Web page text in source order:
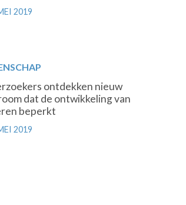
2019
ontdekken nieuw
dat de ontwikkeling van
beperkt
2019